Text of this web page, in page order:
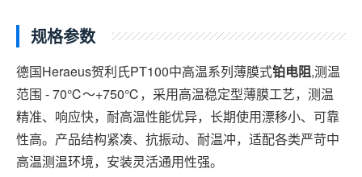
规格参数
德国Heraeus贺利氏PT100中高温系列薄膜式铂电阻,测温
范围 - 70℃～+750℃，采用高温稳定型薄膜工艺，测温
精准、响应快，耐高温性能优异，长期使用漂移小、可靠
性高。产品结构紧凑、抗振动、耐温冲，适配各类严苛中
高温测温环境，安装灵活通用性强。